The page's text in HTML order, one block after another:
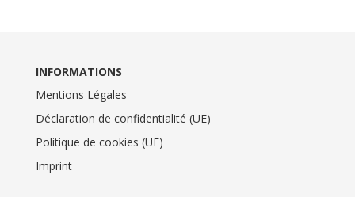
INFORMATIONS
Mentions Légales
Déclaration de confidentialité (UE)
Politique de cookies (UE)
Imprint